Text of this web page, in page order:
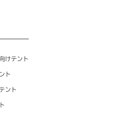
けテント
ト
ント